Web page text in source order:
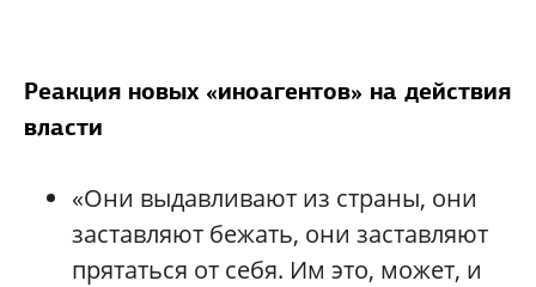
Реакция новых «иноагентов» на действия
власти
«Они выдавливают из страны, они
заставляют бежать, они заставляют
прятаться от себя. Им это, может, и